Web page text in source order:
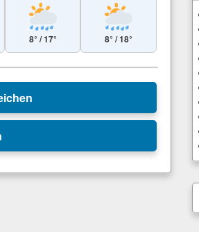
8° / 17° 8° / 18°